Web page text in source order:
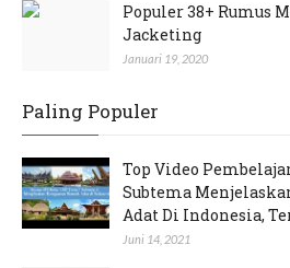
Populer 38+ Rumus
Jacketing
Januari 19, 2020
Paling Populer
Top Video
Subtema
Adat Di Indonesia,
Juni 14, 2021